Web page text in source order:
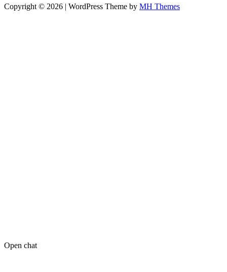
Copyright © 2026 | WordPress Theme by MH Themes
Open chat